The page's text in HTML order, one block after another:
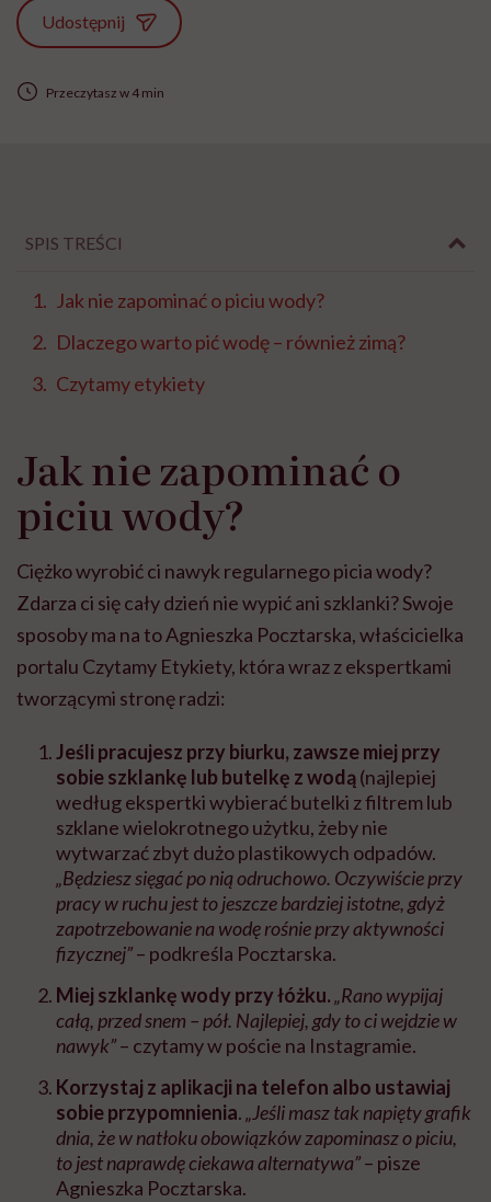
Udostępnij
Przeczytasz w 4 min
SPIS TREŚCI
Jak nie zapominać o piciu wody?
Dlaczego warto pić wodę – również zimą?
Czytamy etykiety
Jak nie zapominać o
piciu wody?
Ciężko wyrobić ci nawyk regularnego picia wody?
Zdarza ci się cały dzień nie wypić ani szklanki? Swoje
sposoby ma na to Agnieszka Pocztarska, właścicielka
portalu Czytamy Etykiety, która wraz z ekspertkami
tworzącymi stronę radzi:
Jeśli pracujesz przy biurku, zawsze miej przy
sobie szklankę lub butelkę z wodą(najlepiej
według ekspertki wybierać butelki z filtrem lub
szklane wielokrotnego użytku, żeby nie
wytwarzać zbyt dużo plastikowych odpadów.
„Będziesz sięgać po nią odruchowo. Oczywiście przy
pracy w ruchu jest to jeszcze bardziej istotne, gdyż
zapotrzebowanie na wodę rośnie przy aktywności
fizycznej”– podkreśla Pocztarska.
Miej szklankę wody przy łóżku.„Rano wypijaj
całą, przed snem – pół. Najlepiej, gdy to ci wejdzie w
nawyk”– czytamy w poście na Instagramie.
Korzystaj z aplikacji na telefon albo ustawiaj
sobie przypomnienia.„Jeśli masz tak napięty grafik
dnia, że w natłoku obowiązków zapominasz o piciu,
to jest naprawdę ciekawa alternatywa”– pisze
Agnieszka Pocztarska.